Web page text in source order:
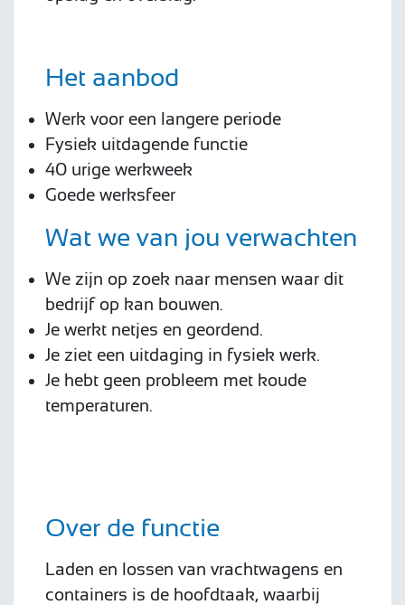
Het aanbod
Werk voor een langere periode
Fysiek uitdagende functie
40 urige werkweek
Goede werksfeer
Wat we van jou verwachten
We zijn op zoek naar mensen waar dit
bedrijf op kan bouwen.
Je werkt netjes en geordend.
Je ziet een uitdaging in fysiek werk.
Je hebt geen probleem met koude
temperaturen.
Over de functie
Laden en lossen van vrachtwagens en
containers is de hoofdtaak, waarbij